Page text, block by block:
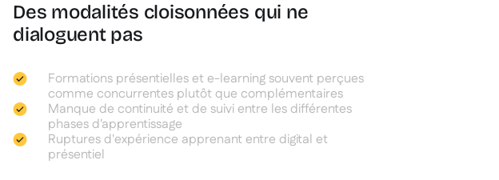
Des modalités cloisonnées qui ne
dialoguent pas
Formations présentielles et e-learning souvent perçues
comme concurrentes plutôt que complémentaires
Manque de continuité et de suivi entre les différentes
phases d'apprentissage
Ruptures d'expérience apprenant entre digital et
présentiel